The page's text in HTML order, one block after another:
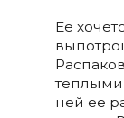
Ее
теплыми
ней ее